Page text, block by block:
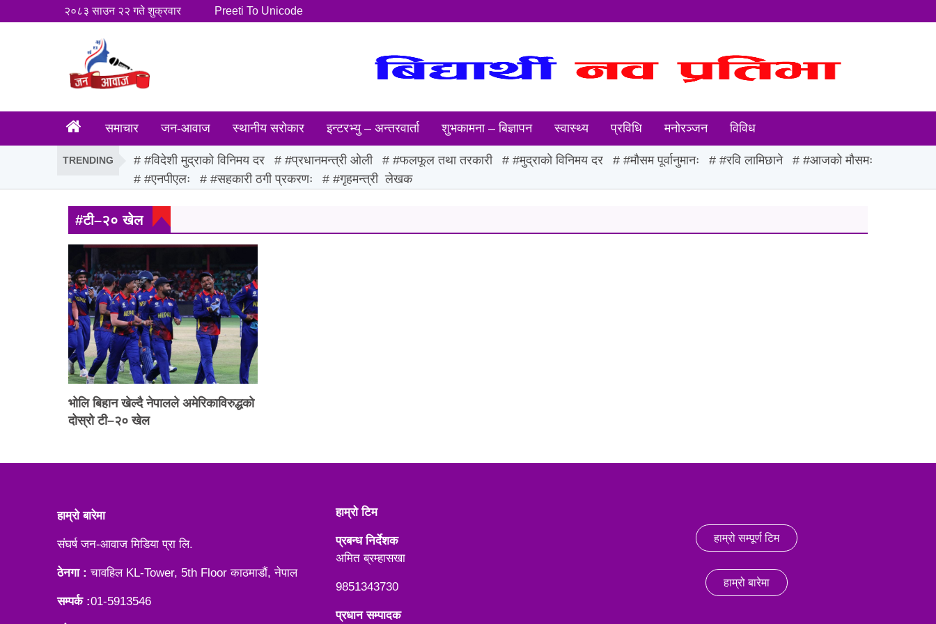
२०८३ साउन २२ गते शुक्रवार Preeti To Unicode
समाचार जन-आवाज स्थानीय सरोकार इन्टरभ्यु – अन्तरवार्ता शुभकामना – बिज्ञापन स्वास्थ्य प्रविधि मनोरञ्जन विविध
TRENDING #विदेशी मुद्राको विनिमय दर #प्रधानमन्त्री ओली #फलफूल तथा तरकारी #मुद्राको विनिमय दर #मौसम पूर्वानुमानः #रवि लामिछाने
#आजको मौसमः
#एनपीएलः
#सहकारी ठगी प्रकरणः #गृहमन्त्री लेखक
#टी–२० खेल
भोलि बिहान खेल्दै नेपालले अमेरिकाविरुद्धको
दोस्रो टी–२० खेल
हाम्रो बारेमा
संघर्ष जन-आवाज मिडिया प्रा लि.
ठेनगा : चावहिल KL-Tower, 5th Floor काठमाडौं, नेपाल
सम्पर्क :01-5913546
हाम्रो टिम
प्रबन्ध निर्देशक
अमित ब्रम्हासखा
9851343730
प्रधान सम्पादक
हाम्रो सम्पूर्ण टिम
हाम्रो बारेमा